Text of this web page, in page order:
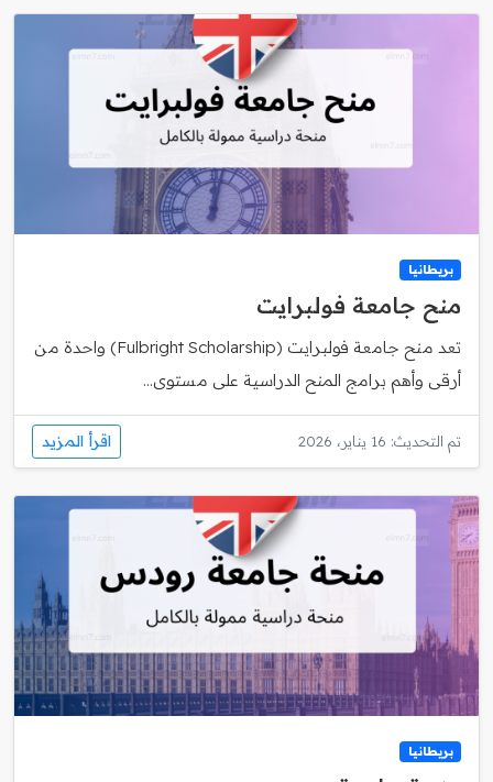
بريطانيا
منح جامعة فولبرايت
تعد منح جامعة فولبرايت (Fulbright Scholarship) واحدة من
أرقى وأهم برامج المنح الدراسية على مستوى...
تم التحديث: 16 يناير، 2026 اقرأ المزيد
بريطانيا